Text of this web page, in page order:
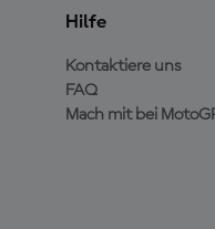
Hilfe
Kontaktiere uns
FAQ
Mach mit bei